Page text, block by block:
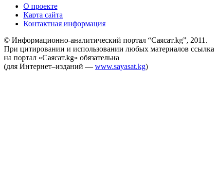
О проекте
Карта сайта
Контактная информация
© Информационно-аналитический портал “Саясат.kg”, 2011.
При цитировании и использовании любых материалов ссылка
на портал «Саясат.kg» обязательна
(для Интернет–изданий — www.sayasat.kg)